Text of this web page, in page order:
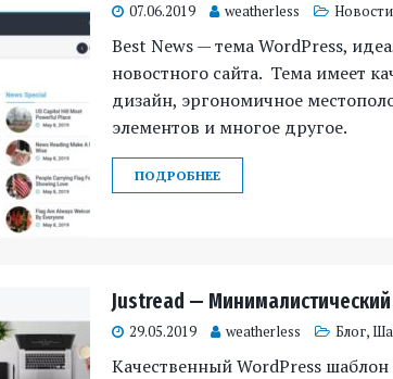
07.06.2019 weatherless Новости
Best News — тема WordPress,
новостного сайта. Тема имеет
дизайн, эргономичное
элементов и многое другое.
ПОДРОБНЕЕ
Justread —
29.05.2019 weatherless Блог,
Качественный WordPress